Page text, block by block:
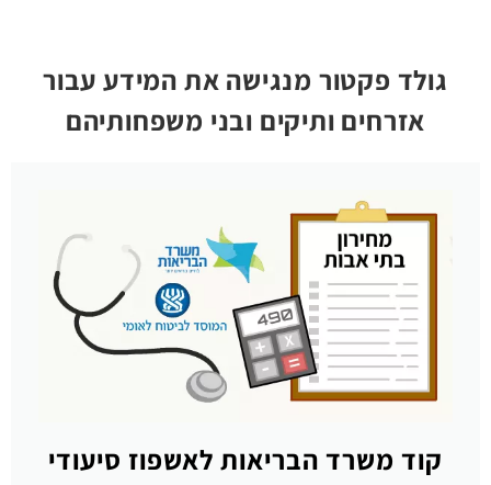
גולד פקטור מנגישה את המידע עבור
אזרחים ותיקים ובני משפחותיהם
קוד משרד הבריאות לאשפוז סיעודי